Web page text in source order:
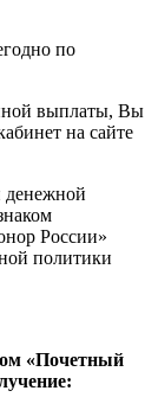
по
выплаты, Вы
на сайте
денежной
России»
политики
«Почетный